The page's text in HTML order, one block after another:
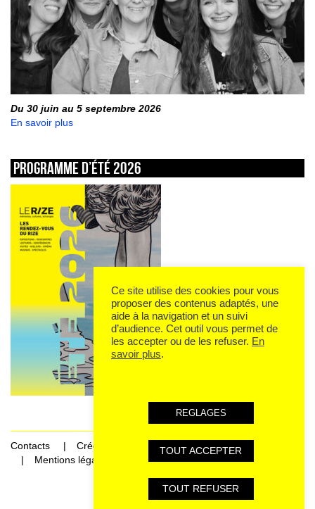
Du 30 juin au 5 septembre 2026
En savoir plus
Programme d’été 2026
Contacts
Crédits
Mentions légales et données personnelles
Ce site utilise des cookies pour vous
proposer des contenus adaptés, une
aide à la navigation et un suivi
d’audience. Cet outil vous permet de
les accepter ou de les refuser. En
savoir plus.
REGLAGES
TOUT ACCEPTER
TOUT REFUSER